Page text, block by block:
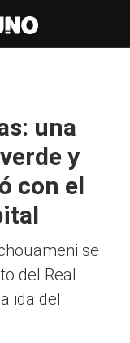
una
y
con el
se
del Real
ida del